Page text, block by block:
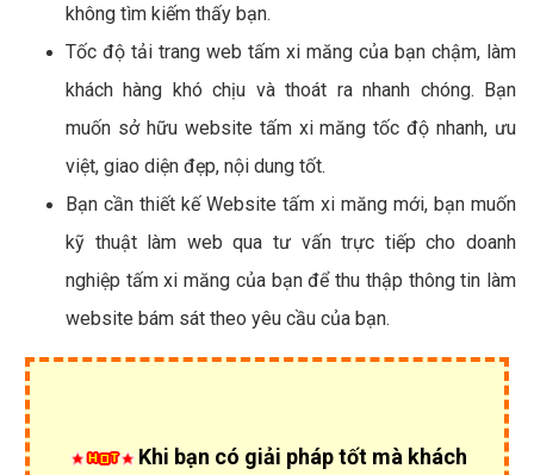
không tìm kiếm thấy bạn.
Tốc độ tải trang web tấm xi măng của bạn chậm, làm
khách hàng khó chịu và thoát ra nhanh chóng. Bạn
muốn sở hữu website tấm xi măng tốc độ nhanh, ưu
việt, giao diện đẹp, nội dung tốt.
Bạn cần thiết kế Website tấm xi măng mới, bạn muốn
kỹ thuật làm web qua tư vấn trực tiếp cho doanh
nghiệp tấm xi măng của bạn để thu thập thông tin làm
website bám sát theo yêu cầu của bạn.
Khi bạn có giải pháp tốt mà khách